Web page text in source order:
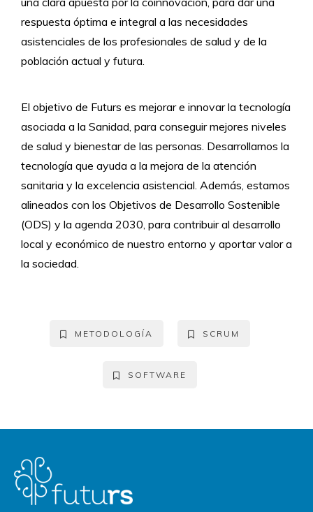
respuesta óptima e integral a las necesidades
asistenciales de los profesionales de salud y de la
población actual y futura.
El objetivo de Futurs es mejorar e innovar la tecnología
asociada a la Sanidad, para conseguir mejores niveles
de salud y bienestar de las personas. Desarrollamos la
tecnología que ayuda a la mejora de la atención
sanitaria y la excelencia asistencial. Además, estamos
alineados con los Objetivos de Desarrollo Sostenible
(ODS) y la agenda 2030, para contribuir al desarrollo
local y económico de nuestro entorno y aportar valor a
la sociedad.
METODOLOGÍA SCRUM
SOFTWARE